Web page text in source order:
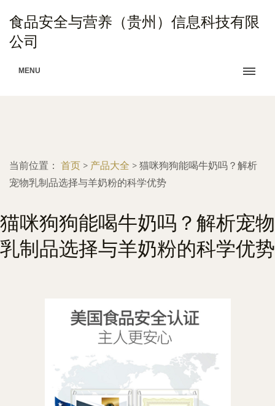
食品安全与营养（贵州）信息科技有限
公司
MENU
当前位置： 首页 > 产品大全 > 猫咪狗狗能喝牛奶吗？解析
宠物乳制品选择与羊奶粉的科学优势
猫咪狗狗能喝牛奶吗？解析宠物
乳制品选择与羊奶粉的科学优势